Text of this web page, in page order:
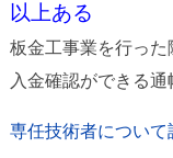
以上ある
板金工事業を行っ
入金確認ができる通
専任技術者について